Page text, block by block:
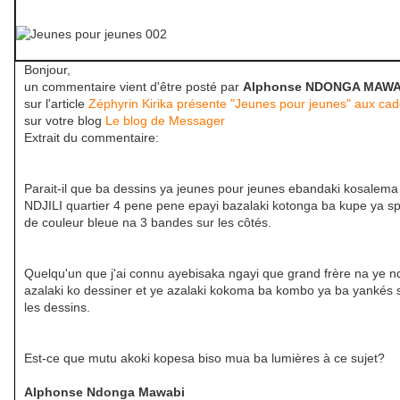
Bonjour,
un commentaire vient d'être posté par Alphonse NDONGA
sur l'article Zéphyrin Kirika présente "Jeunes pour jeunes" aux
sur votre blog Le blog de Messager
Extrait du commentaire:
Parait-il que ba dessins ya jeunes pour jeunes ebandaki
NDJILI quartier 4 pene pene epayi bazalaki kotonga ba kupe ya
de couleur bleue na 3 bandes sur les côtés.
Quelqu'un que j'ai connu ayebisaka ngayi que grand frère na ye
azalaki ko dessiner et ye azalaki kokoma ba kombo ya ba yankés
les dessins.
Est-ce que mutu akoki kopesa biso mua ba lumières à ce sujet?
Alphonse Ndonga Mawabi